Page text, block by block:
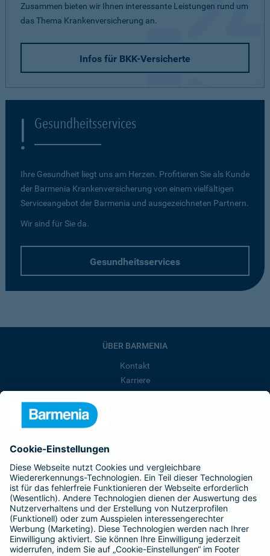
Zusammen bieten wir Ihnen interessante Leistungen rund um
das Thema Krankenversicherung an.
Infos für BKK-Versicherte
Gesundheitsservices
Ihre Gesundheit liegt uns am Herzen. Profitieren Sie als Kunde
der Barmenia Krankenversicherung von einem vielfältigen
Serviceangebot der Barmenia und ausgezeichneten Partnern.
Wir sind für Sie da.
Gesundheitsservices
ÜBER BARMENIA
Kontakt
Karriere
Barmenia ist Teil der BarmeniaGothaer
BELIEBTE SEITEN
Kranken-Zusatzversicherung
Tierversicherungen
Haftpflichtversicherung
Hausratversicherung